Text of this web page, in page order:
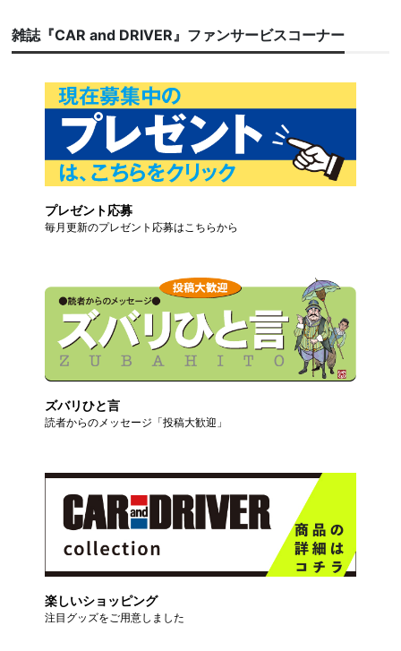
雑誌『CAR and DRIVER』ファンサービスコーナー
プレゼント応募
毎月更新のプレゼント応募はこちらから
ズバリひと言
読者からのメッセージ「投稿大歓迎」
楽しいショッピング
注目グッズをご用意しました